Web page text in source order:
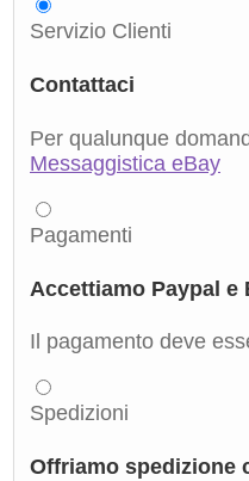
Servizio Clienti
Contattaci
Per qualunque
Messaggistica eBay
Pagamenti
Accettiamo Paypal
Il pagamento deve
Spedizioni
Offriamo spedizione